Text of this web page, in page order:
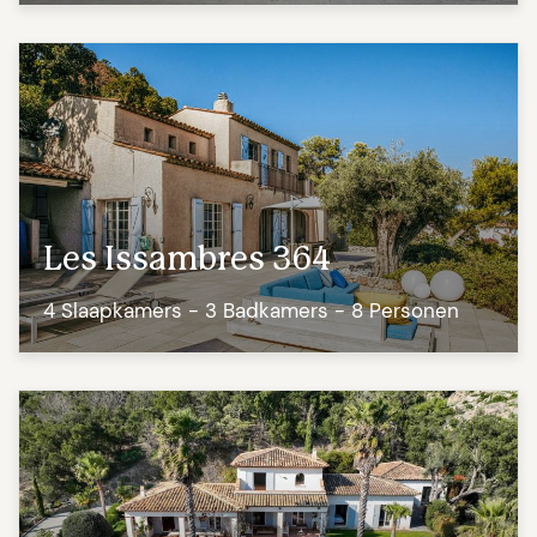
Les Issambres 364
4 Slaapkamers - 3 Badkamers - 8 Personen